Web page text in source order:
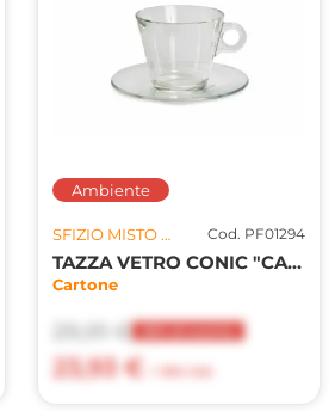
Ambiente
SFIZIO MISTO S.R.L. Cod. PF01294
TAZZA VETRO CONIC "CAPPUCCIO" 280CC 6PZ
Cartone
29,91 €
23,93 €